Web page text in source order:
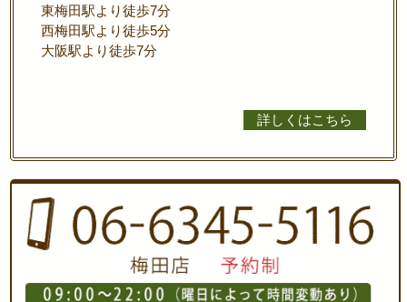
東梅田駅より徒歩7分
西梅田駅より徒歩5分
大阪駅より徒歩7分
詳しくはこちら